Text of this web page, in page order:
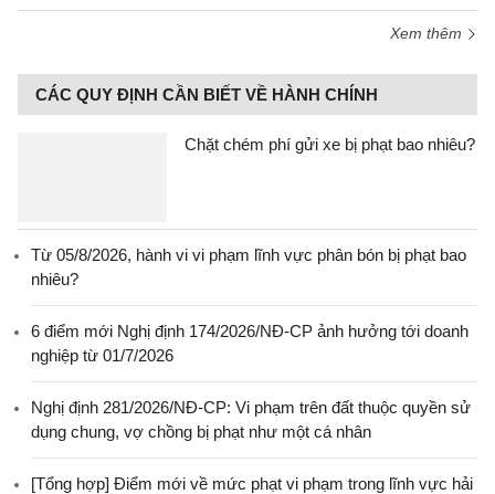
Xem thêm
CÁC QUY ĐỊNH CẦN BIẾT VỀ HÀNH CHÍNH
Chặt chém phí gửi xe bị phạt bao nhiêu?
Từ 05/8/2026, hành vi vi phạm lĩnh vực phân bón bị phạt bao
nhiêu?
6 điểm mới Nghị định 174/2026/NĐ-CP ảnh hưởng tới doanh
nghiệp từ 01/7/2026
Nghị định 281/2026/NĐ-CP: Vi phạm trên đất thuộc quyền sử
dụng chung, vợ chồng bị phạt như một cá nhân
[Tổng hợp] Điểm mới về mức phạt vi phạm trong lĩnh vực hải